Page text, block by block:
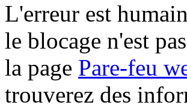
L'erreur est
le blocage n'est
la page Pare-feu
trouverez des